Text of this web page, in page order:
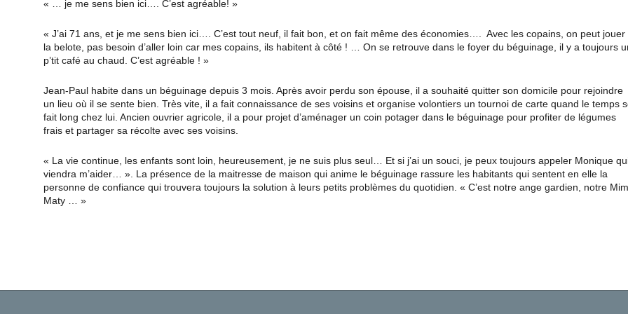
« … je me sens bien ici…. C’est agréable! »
« J’ai 71 ans, et je me sens bien ici…. C’est tout neuf, il fait bon, et on fait même des économies…. Avec les copains, on peut jouer
la belote, pas besoin d’aller loin car mes copains, ils habitent à côté ! … On se retrouve dans le foyer du béguinage, il y a toujours
p’tit café au chaud. C’est agréable ! »
Jean-Paul habite dans un béguinage depuis 3 mois. Après avoir perdu son épouse, il a souhaité quitter son domicile pour rejoindre
un lieu où il se sente bien. Très vite, il a fait connaissance de ses voisins et organise volontiers un tournoi de carte quand le temps
fait long chez lui. Ancien ouvrier agricole, il a pour projet d’aménager un coin potager dans le béguinage pour profiter de légumes
frais et partager sa récolte avec ses voisins.
« La vie continue, les enfants sont loin, heureusement, je ne suis plus seul… Et si j’ai un souci, je peux toujours appeler Monique
viendra m’aider… ». La présence de la maitresse de maison qui anime le béguinage rassure les habitants qui sentent en elle la
personne de confiance qui trouvera toujours la solution à leurs petits problèmes du quotidien. « C’est notre ange gardien, notre
Maty … »